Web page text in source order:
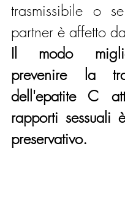
trasmissibile o
partner è affetto
Il modo
prevenire la
dell'epatite C
rapporti sessuali
preservativo.